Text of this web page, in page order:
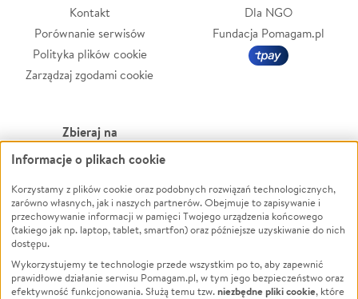
Kontakt
Porównanie serwisów
Polityka plików cookie
Zarządzaj zgodami cookie
Dla NGO
Fundacja Pomagam.pl
Zbieraj na
Leczenie
Zwierzęta
Pożar
Ukraina
Pomoc Finansowa
Projekty
Powódź
Wichura
NGO
Edukacja
Podróż
Informacje o plikach cookie
Korzystamy z plików cookie oraz podobnych rozwiązań technologicznych,
zarówno własnych, jak i naszych partnerów. Obejmuje to zapisywanie i
przechowywanie informacji w pamięci Twojego urządzenia końcowego
(takiego jak np. laptop, tablet, smartfon) oraz późniejsze uzyskiwanie do nich
dostępu.
Wykorzystujemy te technologie przede wszystkim po to, aby zapewnić
prawidłowe działanie serwisu Pomagam.pl, w tym jego bezpieczeństwo oraz
efektywność funkcjonowania. Służą temu tzw.niezbędne pliki cookie, które